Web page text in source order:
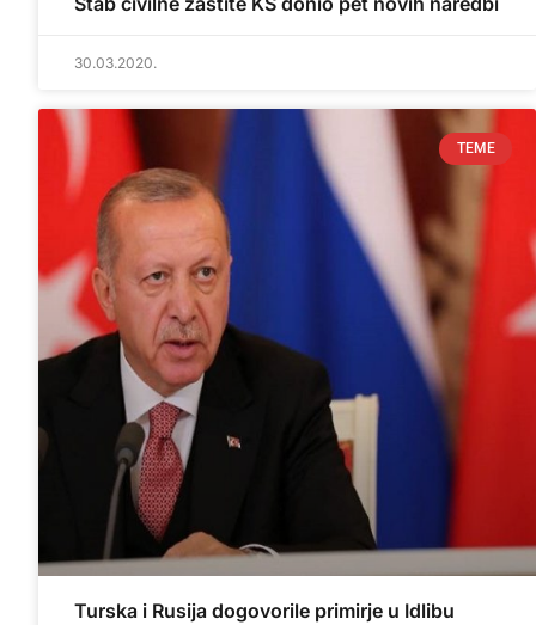
30.03.2020.
TEME
Turska i Rusija dogovorile primirje u Idlibu